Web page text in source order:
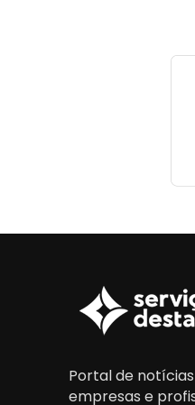
Portal de
empresas e